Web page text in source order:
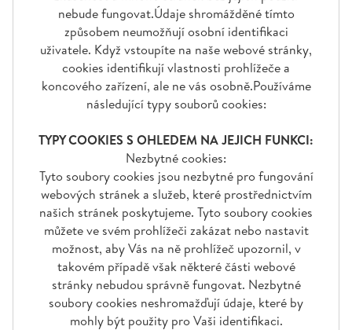
nebude fungovat.Údaje shromážděné tímto
způsobem neumožňují osobní identifikaci
uživatele. Když vstoupíte na naše webové stránky,
cookies identifikují vlastnosti prohlížeče a
koncového zařízení, ale ne vás osobně.Používáme
následující typy souborů cookies:
TYPY COOKIES S OHLEDEM NA JEJICH FUNKCI:
Nezbytné cookies:
Tyto soubory cookies jsou nezbytné pro fungování
webových stránek a služeb, které prostřednictvím
našich stránek poskytujeme. Tyto soubory cookies
můžete ve svém prohlížeči zakázat nebo nastavit
možnost, aby Vás na ně prohlížeč upozornil, v
takovém případě však některé části webové
stránky nebudou správně fungovat. Nezbytné
soubory cookies neshromažďují údaje, které by
mohly být použity pro Vaši identifikaci.